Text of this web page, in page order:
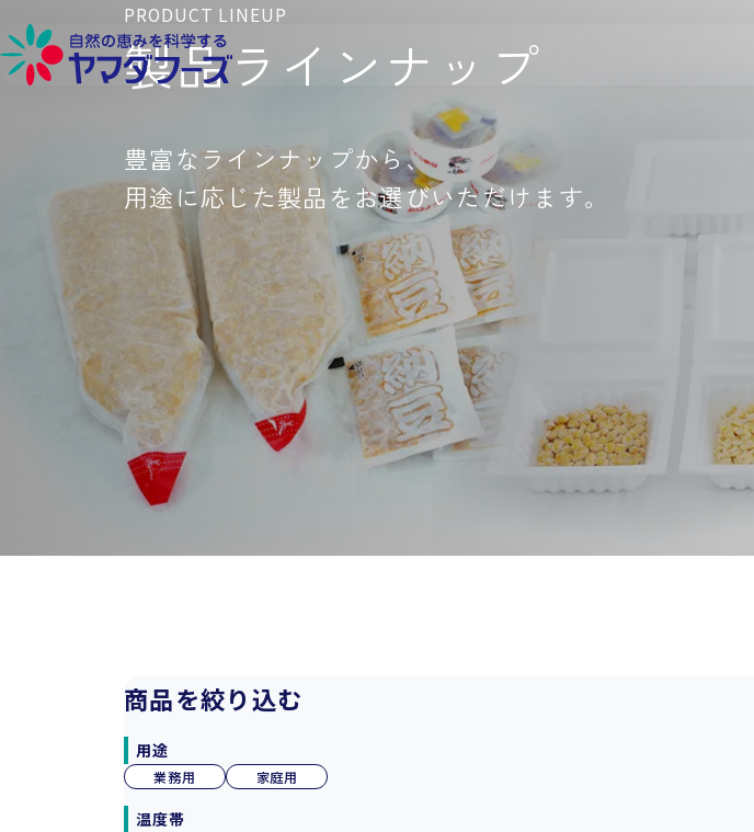
詳しく見る
フローズン製品
フリーズドライ製品
チルド製品
詳しく見る
品質へのこだわり
生産供給へのこだわり
原料へのこだわり
研究開発へのこだわり
詳しく見る
環境への取り組み
社会貢献への取り組み
働きやすい環境づくり
詳しく見る
企業理念
代表メッセージ
PRODUCT LINEUP
製品ラインナップ
豊富なラインナップから、
用途に応じた製品をお選びいただけます。
商品を絞り込む
用途
業務用 家庭用
温度帯